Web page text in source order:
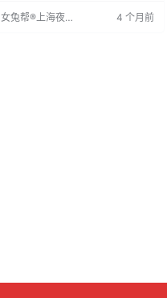
女生快速成长，提升收入与自信。
女兔帮®上海夜场
4 个月前